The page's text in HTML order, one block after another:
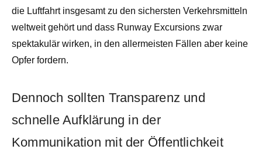
die Luftfahrt insgesamt zu den sichersten Verkehrsmitteln
weltweit gehört und dass Runway Excursions zwar
spektakulär wirken, in den allermeisten Fällen aber keine
Opfer fordern.
Dennoch sollten Transparenz und
schnelle Aufklärung in der
Kommunikation mit der Öffentlichkeit